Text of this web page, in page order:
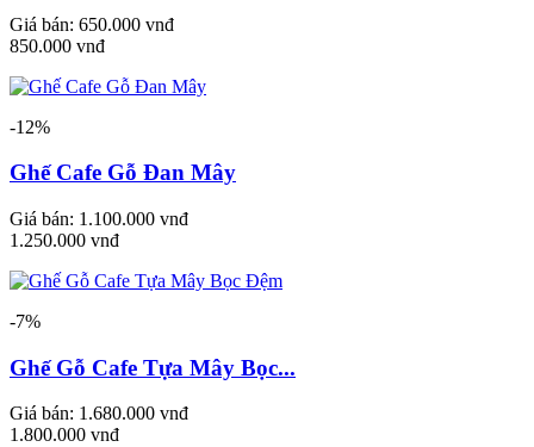
Giá bán: 650.000 vnđ
850.000 vnđ
-12%
Ghế Cafe Gỗ Đan Mây
Giá bán: 1.100.000 vnđ
1.250.000 vnđ
-7%
Ghế Gỗ Cafe Tựa Mây Bọc...
Giá bán: 1.680.000 vnđ
1.800.000 vnđ